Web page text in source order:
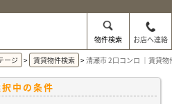
物件検索
お店へ連絡
ージ
賃貸物件検索 清瀬市 2口コンロ ｜賃貸物
中の条件